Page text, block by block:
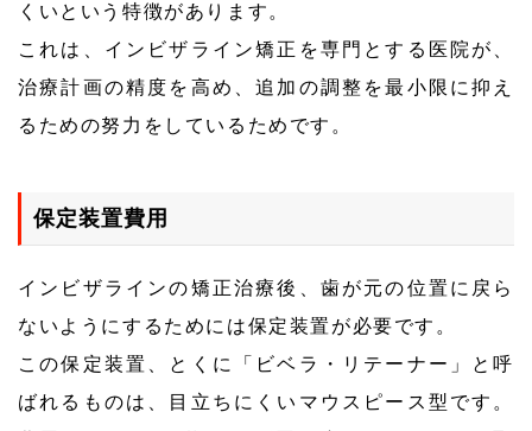
くいという特徴があります。
これは、インビザライン矯正を専門とする医院が、
治療計画の精度を高め、追加の調整を最小限に抑え
るための努力をしているためです。
保定装置費用
インビザラインの矯正治療後、歯が元の位置に戻ら
ないようにするためには保定装置が必要です。
この保定装置、とくに「ビベラ・リテーナー」と呼
ばれるものは、目立ちにくいマウスピース型です。